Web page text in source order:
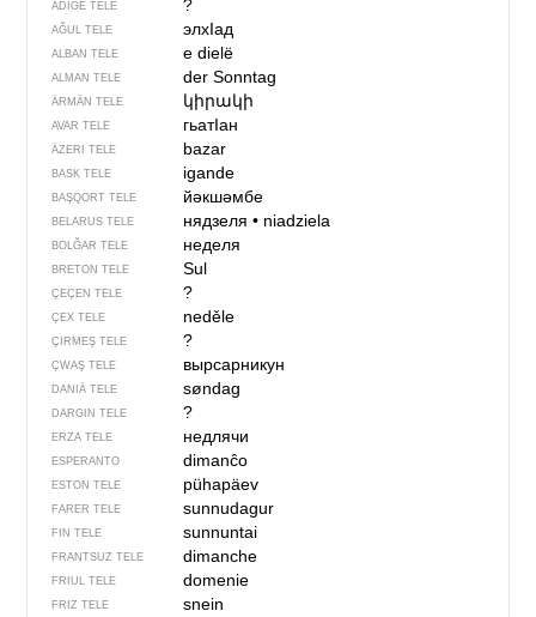
ADIGE TELE ?
AĞUL TELE элхIад
ALBAN TELE e dielë
ALMAN TELE der Sonntag
ÄRMÄN TELE կիրակի
AVAR TELE гьатIан
ÄZERI TELE bazar
BASK TELE igande
BAŞQORT TELE йәкшәмбе
BELARUS TELE нядзеля• niadziela
BOLĞAR TELE неделя
BRETON TELE Sul
ÇEÇEN TELE ?
ÇEX TELE neděle
ÇIRMEŞ TELE ?
ÇWAŞ TELE вырсарникун
DANIÄ TELE søndag
DARGIN TELE ?
ERZA TELE недлячи
ESPERANTO dimanĉo
ESTON TELE pühapäev
FARER TELE sunnudagur
FIN TELE sunnuntai
FRANTSUZ TELE dimanche
FRIUL TELE domenie
FRIZ TELE snein